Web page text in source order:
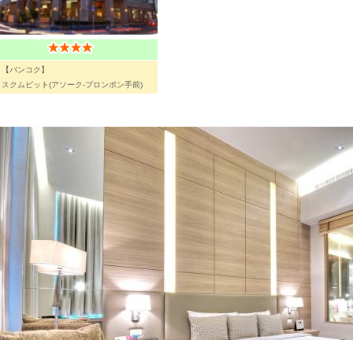
【バンコク】
スクムビット(アソーク-プロンポン手前)